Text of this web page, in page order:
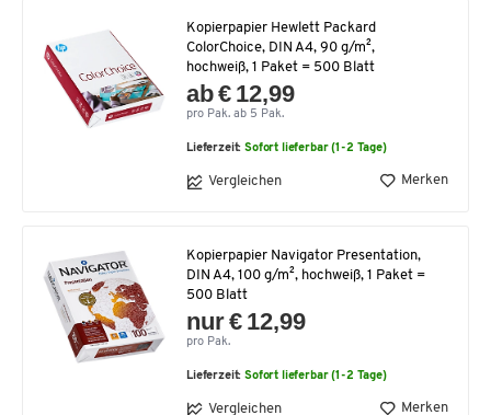
Kopierpapier Hewlett Packard
ColorChoice, DIN A4, 90 g/m²,
hochweiß, 1 Paket = 500 Blatt
ab € 12,99
pro Pak. ab 5 Pak.
Lieferzeit:Sofort lieferbar (1-2 Tage)
Vergleichen Merken
Kopierpapier Navigator Presentation,
DIN A4, 100 g/m², hochweiß, 1 Paket =
500 Blatt
nur € 12,99
pro Pak.
Lieferzeit:Sofort lieferbar (1-2 Tage)
Vergleichen Merken